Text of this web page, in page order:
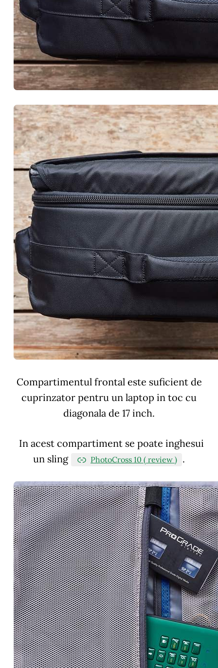
Compartimentul frontal este suficient de
cuprinzator pentru un laptop in toc cu
diagonala de 17 inch.
In acest compartiment se poate inghesui
un sling
PhotoCross 10 ( review ) .